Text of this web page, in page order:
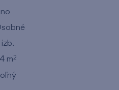
izb.
m2